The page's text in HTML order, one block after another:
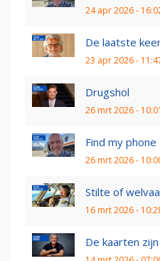
24 apr 2026 -
De laatste
23 apr 2026 -
Drugshol
26 mrt 2026 - 10:01
Find my phone
26 mrt 2026 -
Stilte of
16 mrt 2026 -
De kaarten